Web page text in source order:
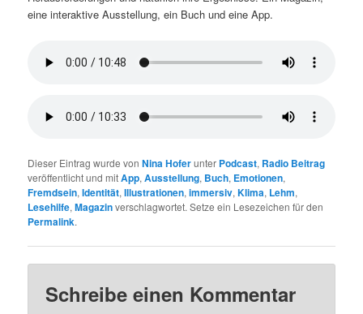
eine interaktive Ausstellung, ein Buch und eine App.
Dieser Eintrag wurde vonNina Hoferunter Podcast, Radio Beitrag
veröffentlicht und mitApp,Ausstellung, Buch, Emotionen,
Fremdsein,Identität,Illustrationen,immersiv,Klima, Lehm,
Lesehilfe,Magazinverschlagwortet. Setze ein Lesezeichen für den
Permalink.
Schreibe einen Kommentar